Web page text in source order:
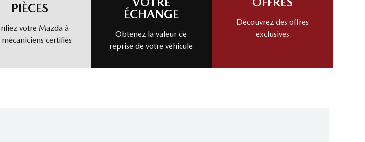
PIÈCES
votre Mazda à
mécaniciens certifiés
ÉCHANGE
Obtenez la valeur de
reprise de votre véhicule
Découvrez des offres
exclusives